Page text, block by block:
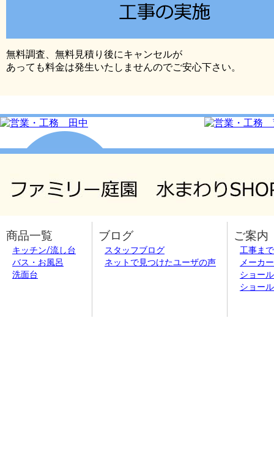
無料調査、無料見積り後にキャンセルが
あっても料金は発生いたしませんのでご安心下さい。
商品一覧
キッチン/流し台
バス・お風呂
洗面台
ブログ
スタッフブログ
ネットで見つけたユーザの声
ご案内
工事ま
メーカ
ショー
ショー